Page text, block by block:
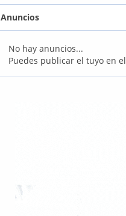
Anuncios
No hay anuncios...
Puedes publicar el tuyo en el